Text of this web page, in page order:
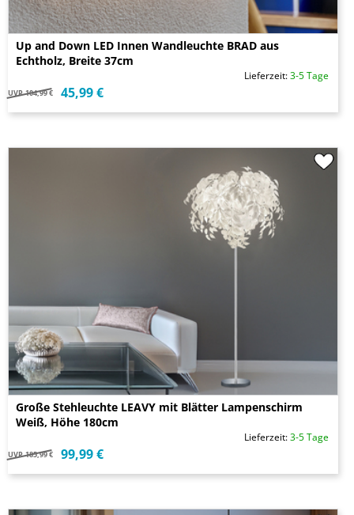
Up and Down LED Innen Wandleuchte BRAD aus
Echtholz, Breite 37cm
Lieferzeit:3-5 Tage
UVP 104,99 € 45,99 €
Große Stehleuchte LEAVY mit Blätter Lampenschirm
Weiß, Höhe 180cm
Lieferzeit:3-5 Tage
UVP 185,99 € 99,99 €